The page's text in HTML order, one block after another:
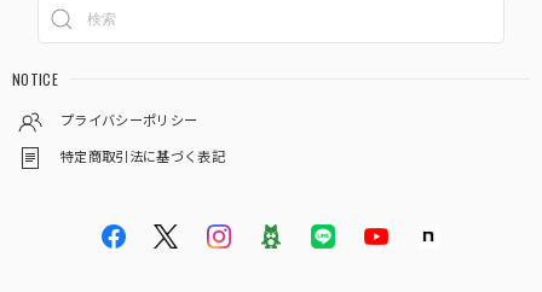
NOTICE
プライバシーポリシー
特定商取引法に基づく表記